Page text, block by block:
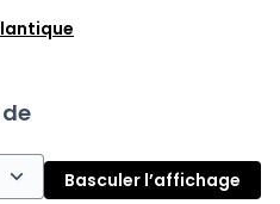
Basculer l’affichage